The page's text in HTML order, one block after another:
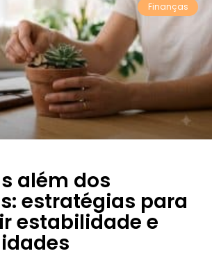
Finanças
além dos
estratégias para
estabilidade e